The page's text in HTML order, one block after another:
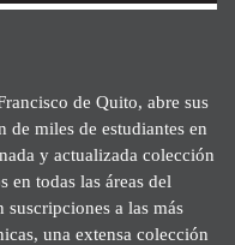
de Quito, abre sus
de miles de estudiantes en
y actualizada colección
en todas las áreas del
a las más
una extensa colección